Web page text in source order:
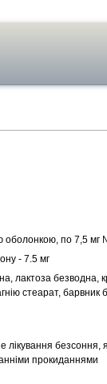
оболонкою, по 7,5
- 7.5 мг
лактоза
стеарат, барвник
лікування безсоння,
прокиданнями